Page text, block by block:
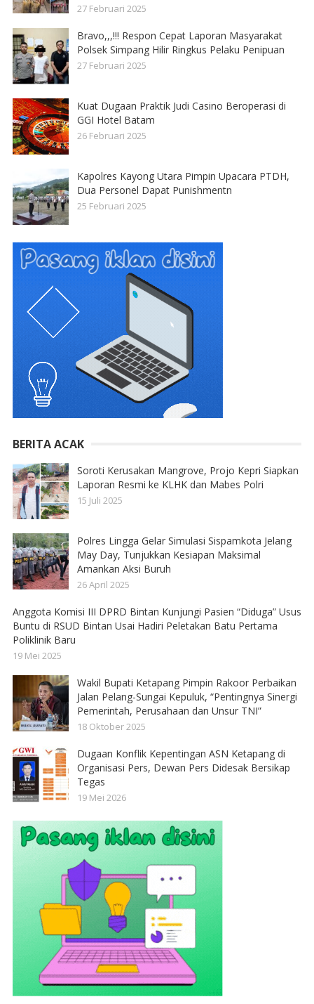
27 Februari 2025
Bravo,,,!!! Respon Cepat Laporan Masyarakat
Polsek Simpang Hilir Ringkus Pelaku Penipuan
27 Februari 2025
Kuat Dugaan Praktik Judi Casino Beroperasi di
GGI Hotel Batam
26 Februari 2025
Kapolres Kayong Utara Pimpin Upacara PTDH,
Dua Personel Dapat Punishmentn
25 Februari 2025
BERITA ACAK
Soroti Kerusakan Mangrove, Projo Kepri Siapkan
Laporan Resmi ke KLHK dan Mabes Polri
15 Juli 2025
Polres Lingga Gelar Simulasi Sispamkota Jelang
May Day, Tunjukkan Kesiapan Maksimal
Amankan Aksi Buruh
26 April 2025
Anggota Komisi III DPRD Bintan Kunjungi Pasien “Diduga” Usus
Buntu di RSUD Bintan Usai Hadiri Peletakan Batu Pertama
Poliklinik Baru
19 Mei 2025
Wakil Bupati Ketapang Pimpin Rakoor Perbaikan
Jalan Pelang-Sungai Kepuluk, “Pentingnya Sinergi
Pemerintah, Perusahaan dan Unsur TNI”
18 Oktober 2025
Dugaan Konflik Kepentingan ASN Ketapang di
Organisasi Pers, Dewan Pers Didesak Bersikap
Tegas
19 Mei 2026